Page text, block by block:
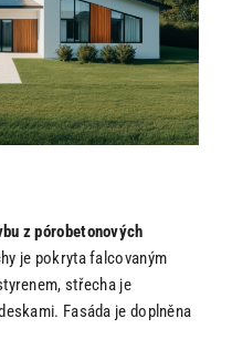
z pórobetonových
je pokryta falcovaným
střecha je
Fasáda je doplněna